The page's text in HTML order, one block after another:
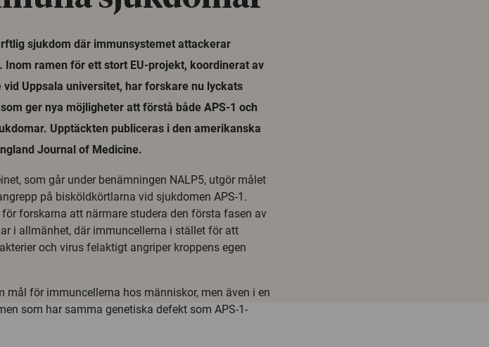
sjukdom där immunsystemet attackerar
Inom ramen för ett stort EU-projekt, koordinerat av
vid Uppsala universitet, har forskare nu lyckats
ger nya möjligheter att förstå både APS-1 och
Upptäckten publiceras i den amerikanska
Journal of Medicine.
som går under benämningen NALP5, utgör målet
på bisköldkörtlarna vid sjukdomen APS-1.
forskarna att närmare studera den första fasen av
i allmänhet, där immuncellerna i stället för att
och virus felaktigt angriper kroppens egen
mål för immuncellerna hos människor, men även i en
som har samma genetiska defekt som APS-1-